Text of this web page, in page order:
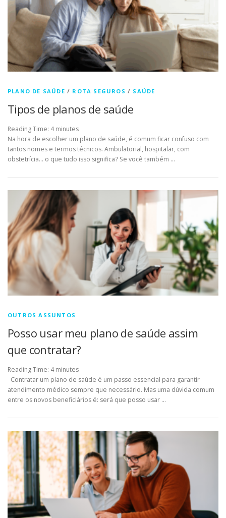
PLANO DE SAÚDE / ROTA SEGUROS / SAÚDE
Tipos de planos de saúde
Reading Time: 4 minutes
Na hora de escolher um plano de saúde, é comum ficar confuso com
tantos nomes e termos técnicos. Ambulatorial, hospitalar, com
obstetrícia… o que tudo isso significa? Se você também …
OUTROS ASSUNTOS
Posso usar meu plano de saúde assim
que contratar?
Reading Time: 4 minutes
Contratar um plano de saúde é um passo essencial para garantir
atendimento médico sempre que necessário. Mas uma dúvida comum
entre os novos beneficiários é: será que posso usar …